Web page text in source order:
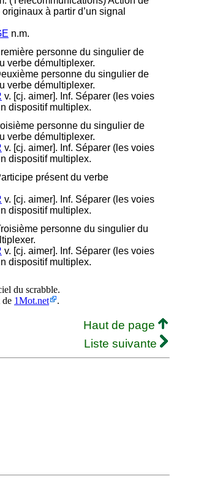
à partir d’un signal
n.m.
personne du singulier de
verbe démultiplexer.
personne du singulier de
verbe démultiplexer.
v. [cj. aimer]. Inf. Séparer (les voies
dispositif multiplex.
personne du singulier de
verbe démultiplexer.
v. [cj. aimer]. Inf. Séparer (les voies
dispositif multiplex.
présent du verbe
v. [cj. aimer]. Inf. Séparer (les voies
dispositif multiplex.
personne du singulier du
v. [cj. aimer]. Inf. Séparer (les voies
dispositif multiplex.
du scrabble.
de 1Mot.net .
Haut de page
Liste suivante